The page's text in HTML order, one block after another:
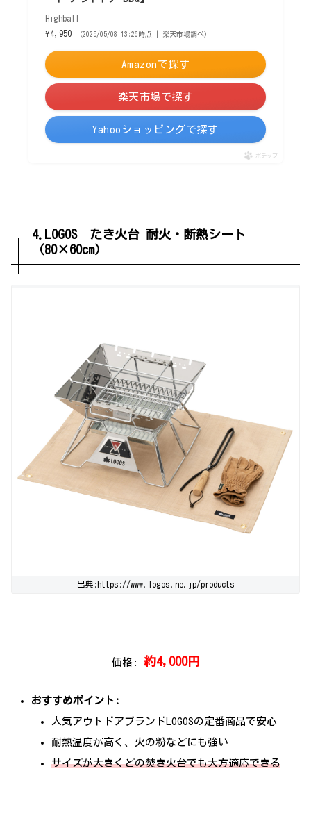
Highball
¥4,950
（2025/05/08 13:26時点 | 楽天市場調べ）
Amazonで探す
楽天市場で探す
Yahooショッピングで探す
ポチップ
4.LOGOS たき火台 耐火・断熱シート
（80×60cm）
出典:https://www.logos.ne.jp/products
価格: 約4,000円
おすすめポイント:
人気アウトドアブランドLOGOSの定番商品で安心
耐熱温度が高く、火の粉などにも強い
サイズが大きくどの焚き火台でも大方適応できる